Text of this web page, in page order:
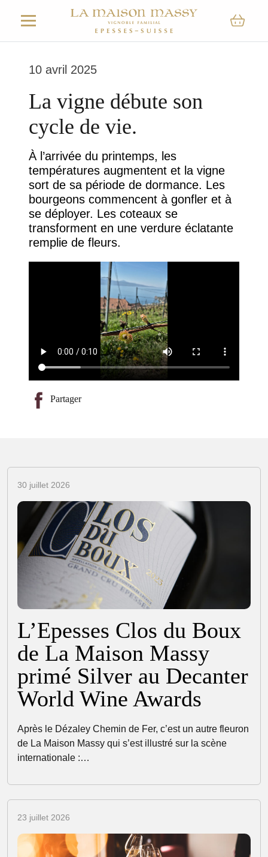
10 avril 2025
La vigne débute son
cycle de vie.
À l’arrivée du printemps, les
températures augmentent et la vigne
sort de sa période de dormance. Les
bourgeons commencent à gonfler et à
se déployer. Les coteaux se
transforment en une verdure éclatante
remplie de fleurs.
Partager
30 juillet 2026
L’Epesses Clos du Boux
de La Maison Massy
primé Silver au Decanter
World Wine Awards
Après le Dézaley Chemin de Fer, c’est un autre fleuron
de La Maison Massy qui s’est illustré sur la scène
internationale :…
23 juillet 2026